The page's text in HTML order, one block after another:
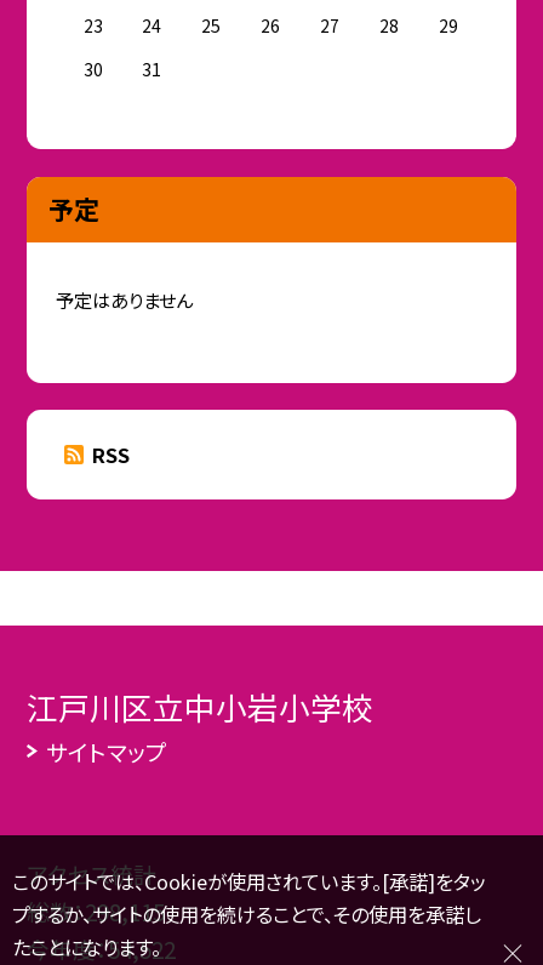
23
24 25 26 27 28
29
30
31
予定
予定はありません
RSS
江戸川区立中小岩小学校
サイトマップ
アクセス統計
総数：298,115
今年度：54,522
このサイトでは、Cookieが使用されています。[承諾]をタッ
プするか、サイトの使用を続けることで、その使用を承諾し
たことになります。